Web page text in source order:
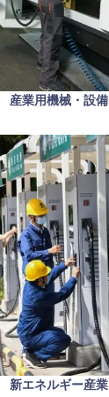
産業用機械・設備
新エネルギー産業